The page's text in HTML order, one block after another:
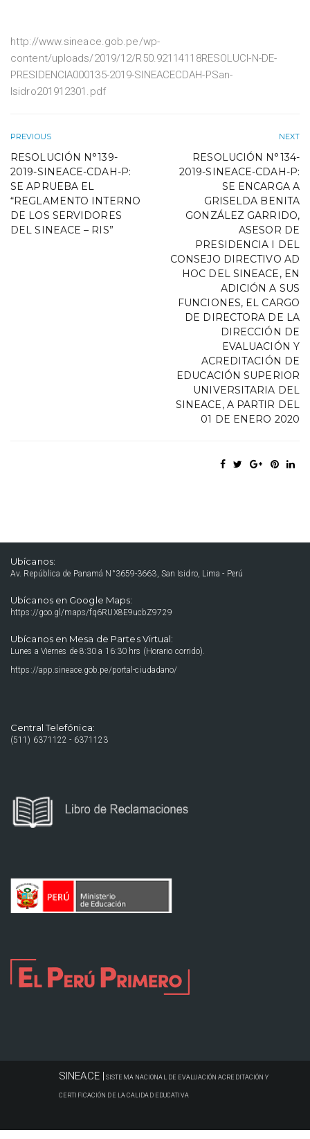
http://www.sineace.gob.pe/wp-
content/uploads/2019/12/R50.92114118RESOLUCI-N-DE-
PRESIDENCIA000135-2019-SINEACECDAH-PSan-
Isidro201912301.pdf
PREVIOUS
RESOLUCIÓN N°139-
2019-SINEACE-CDAH-P:
SE APRUEBA EL
“REGLAMENTO INTERNO
DE LOS SERVIDORES
DEL SINEACE – RIS”
NEXT
RESOLUCIÓN N°134-
2019-SINEACE-CDAH-P:
SE ENCARGA A
GRISELDA BENITA
GONZÁLEZ GARRIDO,
ASESOR DE
PRESIDENCIA I DEL
CONSEJO DIRECTIVO AD
HOC DEL SINEACE, EN
ADICIÓN A SUS
FUNCIONES, EL CARGO
DE DIRECTORA DE LA
DIRECCIÓN DE
EVALUACIÓN Y
ACREDITACIÓN DE
EDUCACIÓN SUPERIOR
UNIVERSITARIA DEL
SINEACE, A PARTIR DEL
01 DE ENERO 2020
Ubícanos:
Av. República de Panamá N°3659-3663, San Isidro, Lima - Perú
Ubícanos en Google Maps:
https://goo.gl/maps/fq6RUX8E9ucbZ9729
Ubícanos en Mesa de Partes Virtual:
Lunes a Viernes de 8:30 a 16:30 hrs (Horario corrido).
https://app.sineace.gob.pe/portal-ciudadano/
Central Telefónica:
(511) 6371122 - 6371123
SINEACE | SISTEMA NACIONAL DE EVALUACIÓN ACREDITACIÓN Y
CERTIFICACIÓN DE LA CALIDAD EDUCATIVA